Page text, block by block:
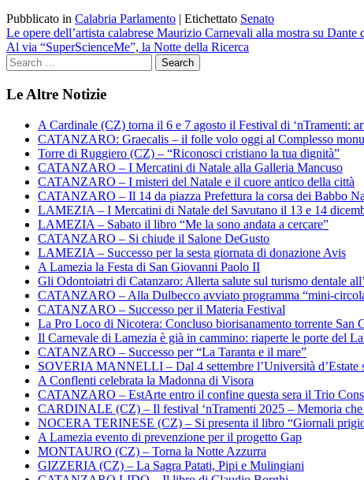
Pubblicato in Calabria Parlamento | Etichettato Senato
Navigazione
articoli
Le opere dell’artista calabrese Maurizio Carnevali alla mostra su Dante
Al via “SuperScienceMe”, la Notte della Ricerca
Le Altre Notizie
A Cardinale (CZ) torna il 6 e 7 agosto il Festival di ‘nTramenti:
CATANZARO: Graecalis – il folle volo oggi al Complesso
Torre di Ruggiero (CZ) – “Riconosci cristiano la tua dignità”
CATANZARO – I Mercatini di Natale alla Galleria Mancuso
CATANZARO – I misteri del Natale e il cuore antico della città
CATANZARO – Il 14 da piazza Prefettura la corsa dei Babbo
LAMEZIA – I Mercatini di Natale del Savutano il 13 e 14
LAMEZIA – Sabato il libro “Me la sono andata a cercare”
CATANZARO – Si chiude il Salone DeGusto
LAMEZIA – Successo per la sesta giornata di donazione Avis
A Lamezia la Festa di San Giovanni Paolo II
Gli Odontoiatri di Catanzaro: Allerta salute sul turismo dentale
CATANZARO – Alla Dulbecco avviato programma “mini-
CATANZARO – Successo per il Materia Festival
La Pro Loco di Nicotera: Concluso biorisanamento torrente San
Il Carnevale di Lamezia è già in cammino: riaperte le porte del
CATANZARO – Successo per “La Taranta e il mare”
SOVERIA MANNELLI – Dal 4 settembre l’Università d’Estate
A Conflenti celebrata la Madonna di Visora
CATANZARO – EstArte entro il confine questa sera il Trio
CARDINALE (CZ) – Il festival ‘nTramenti 2025 – Memoria che
NOCERA TERINESE (CZ) – Si presenta il libro “Giornali
A Lamezia evento di prevenzione per il progetto Gap
MONTAURO (CZ) – Torna la Notte Azzurra
GIZZERIA (CZ) – La Sagra Patati, Pipi e Mulingiani